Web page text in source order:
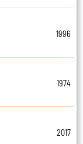
1996
1974
2017